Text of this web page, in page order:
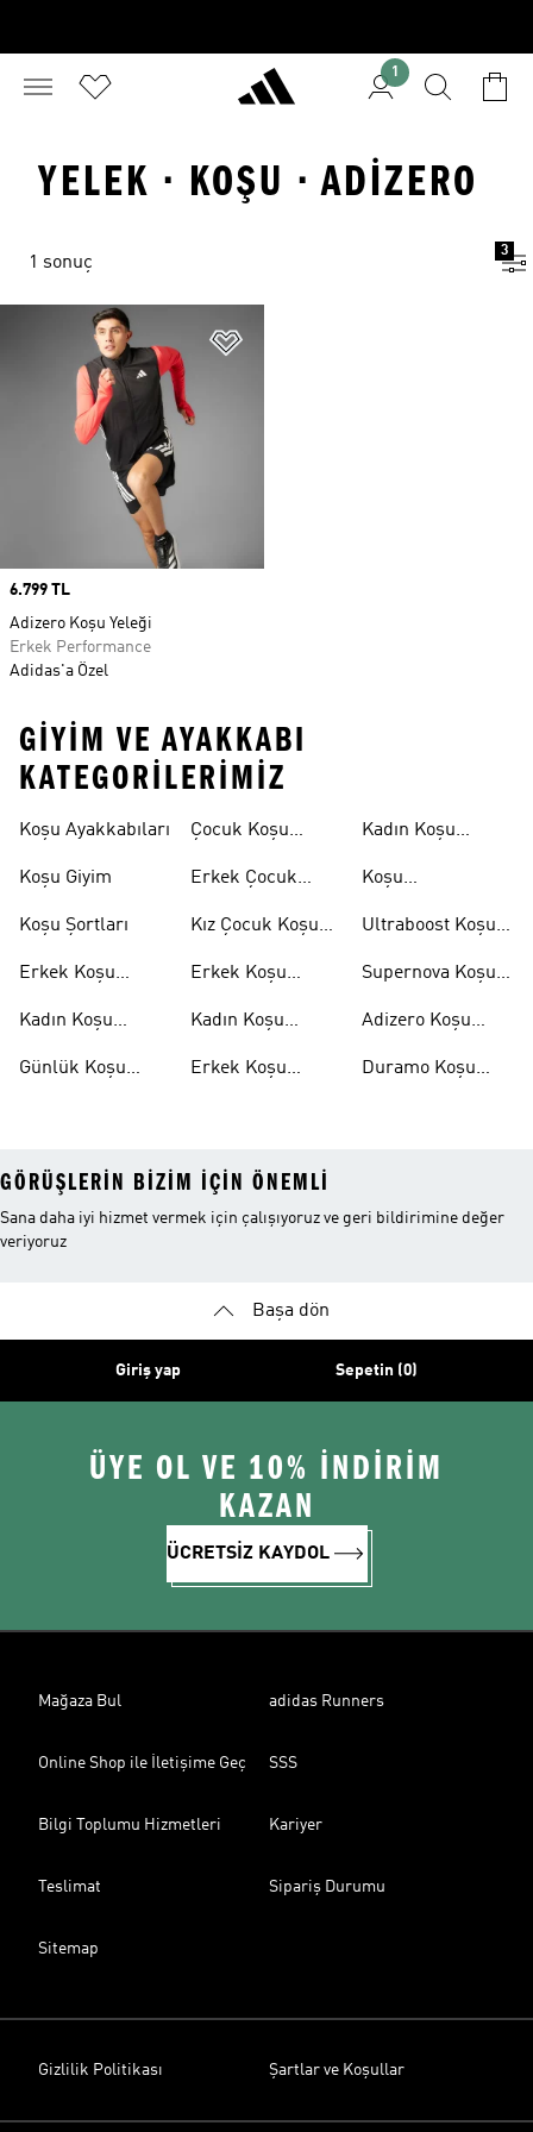
1
YELEK · KOŞU · ADIZERO
1 sonuç
3
Price
6.799 TL
Adizero Koşu Yeleği
Erkek Performance
Adidas'a Özel
GIYIM VE AYAKKABI
KATEGORILERIMIZ
Koşu Ayakkabıları
Koşu Giyim
Koşu Şortları
Erkek Koşu
Kadın Koşu
Günlük Koşu
Çocuk Koşu
Erkek Çocuk
Kız Çocuk Koşu
Erkek Koşu
Kadın Koşu
Erkek Koşu
Kadın Koşu
Koşu
Ultraboost Koşu
Supernova Koşu
Adizero Koşu
Duramo Koşu
GÖRÜŞLERIN BIZIM IÇIN ÖNEMLI
Sana daha iyi hizmet vermek için çalışıyoruz ve geri bildirimine değer
veriyoruz
Başa dön
Giriş yap Sepetin (0)
ÜYE OL VE 10% İNDİRİM
KAZAN
ÜCRETSİZ KAYDOL
Mağaza Bul adidas Runners
Online Shop ile İletişime Geç SSS
Bilgi Toplumu Hizmetleri Kariyer
Teslimat Sipariş Durumu
Sitemap
Gizlilik Politikası Şartlar ve Koşullar